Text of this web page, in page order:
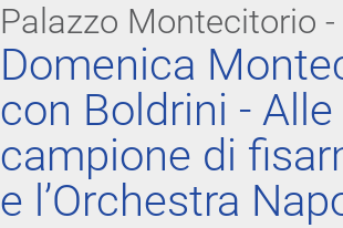
Palazzo Montecitorio
Domenica
con Boldrini -
campione di
e l’Orchestra